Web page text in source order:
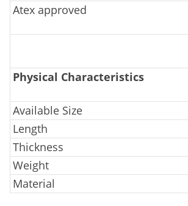
Atex approved
Physical Characteristics
Available Size
Length
Thickness
Weight
Material